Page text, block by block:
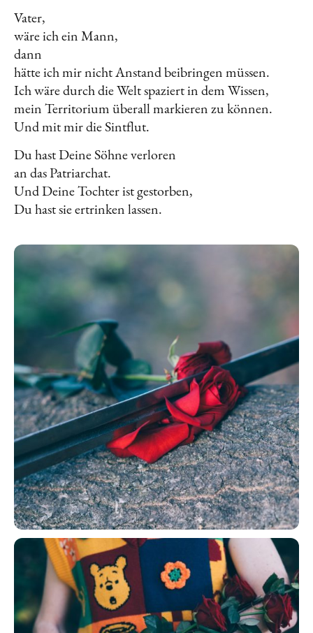
Vater,
wäre ich ein Mann,
dann
hätte ich mir nicht Anstand beibringen müssen.
Ich wäre durch die Welt spaziert in dem Wissen,
mein Territorium überall markieren zu können.
Und mit mir die Sintflut.
Du hast Deine Söhne verloren
an das Patriarchat.
Und Deine Tochter ist gestorben,
Du hast sie ertrinken lassen.